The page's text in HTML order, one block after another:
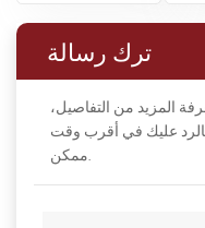
ترك رسالة
المزيد من التفاصيل،
عليك في أقرب وقت
ممكن.